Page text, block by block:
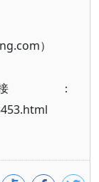
）
：